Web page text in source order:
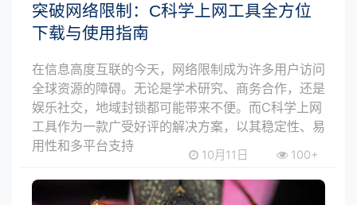
突破网络限制：C科学上网工具全方位
下载与使用指南
在信息高度互联的今天，网络限制成为许多用户访问
全球资源的障碍。无论是学术研究、商务合作，还是
娱乐社交，地域封锁都可能带来不便。而C科学上网
工具作为一款广受好评的解决方案，以其稳定性、易
用性和多平台支持
10月11日 100+